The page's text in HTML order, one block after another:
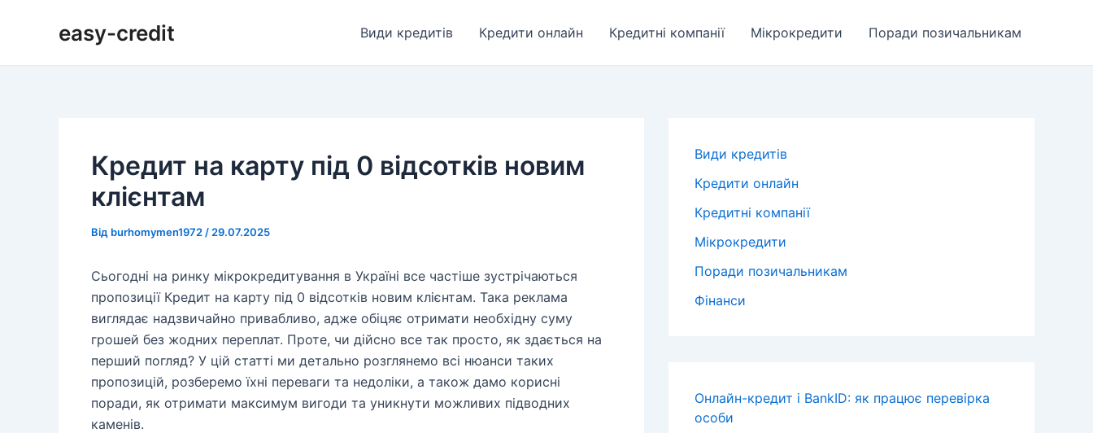
easy-credit Види кредитів Кредити онлайн Кредитні компанії Мікрокредити Поради позичальникам
Кредит на карту під 0 відсотків новим
клієнтам
Від burhomymen1972 / 29.07.2025
Сьогодні на ринку мікрокредитування в Україні все частіше зустрічаються
пропозиції Кредит на карту під 0 відсотків новим клієнтам. Така реклама
виглядає надзвичайно привабливо, адже обіцяє отримати необхідну суму
грошей без жодних переплат. Проте, чи дійсно все так просто, як здається на
перший погляд? У цій статті ми детально розглянемо всі нюанси таких
пропозицій, розберемо їхні переваги та недоліки, а також дамо корисні
поради, як отримати максимум вигоди та уникнути можливих підводних
каменів.
по
Види кредитів
Кредити онлайн
Кредитні компанії
Мікрокредити
Поради позичальникам
Фінанси
Онлайн-кредит і BankID: як працює перевірка
особи